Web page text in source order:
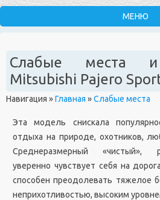
Слабые места и
Mitsubishi Pajero
Навигация »Главная »Слабые места
Эта модель снискала
отдыха на природе, охотников,
Среднеразмерный «чистый»,
уверенно чувствует себя на
способен преодолевать тяжелое
неприхотливостью, высоким